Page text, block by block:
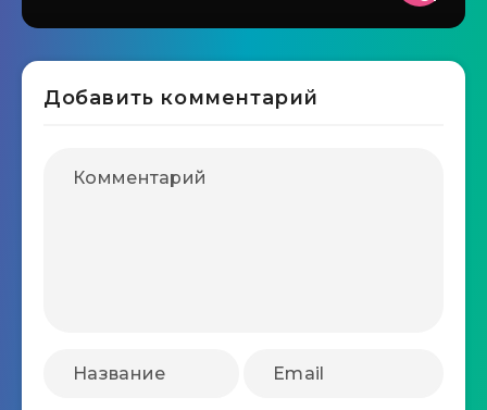
Добавить комментарий